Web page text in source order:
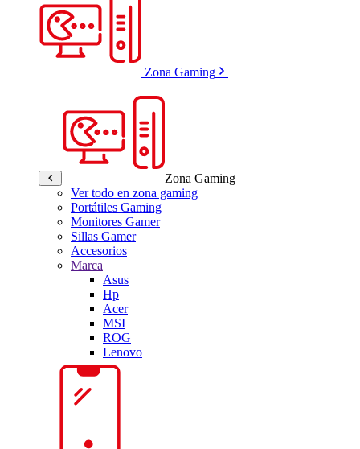
Zona Gaming
Zona Gaming
Ver todo en zona gaming
Portátiles Gaming
Monitores Gamer
Sillas Gamer
Accesorios
Marca
Asus
Hp
Acer
MSI
ROG
Lenovo